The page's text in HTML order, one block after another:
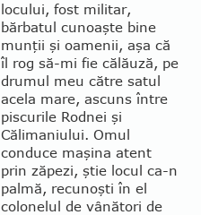
locului, fost militar,
bărbatul cunoaşte bine
munţii şi oamenii, aşa că
îl rog să-mi fie călăuză, pe
drumul meu către satul
acela mare, ascuns între
piscurile Rod­nei şi
Călimaniului. Omul
conduce maşina atent
prin zăpezi, ştie locul ca-n
palmă, recunoşti în el
colonelul de vânători de